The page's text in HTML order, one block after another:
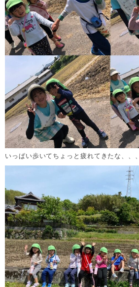
いっぱい歩いてちょっと疲れてきたな、、、